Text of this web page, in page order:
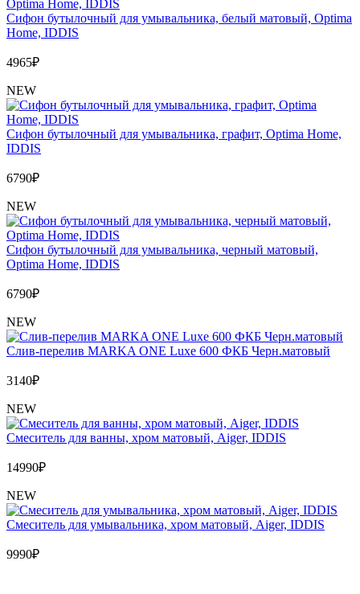
Сифон бутылочный для умывальника, белый матовый, Optima
Home, IDDIS
4965₽
NEW
Сифон бутылочный для умывальника, графит, Optima Home,
IDDIS
6790₽
NEW
Сифон бутылочный для умывальника, черный матовый,
Optima Home, IDDIS
6790₽
NEW
Слив-перелив MARKA ONE Luxe 600 ФКБ Черн.матовый
3140₽
NEW
Cмеситель для ванны, хром матовый, Aiger, IDDIS
14990₽
NEW
Cмеситель для умывальника, хром матовый, Aiger, IDDIS
9990₽